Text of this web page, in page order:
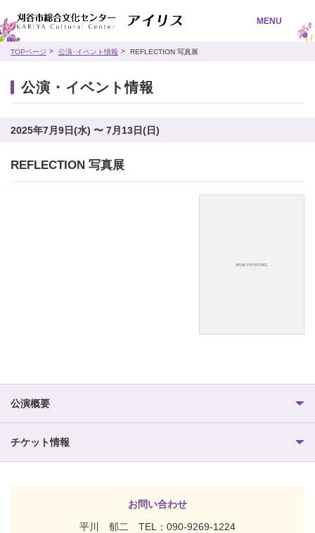
MENU
TOPページ 公演･イベント情報 REFLECTION 写真展
公演・イベント情報
2025年7月9日(水) 〜 7月13日(日)
REFLECTION 写真展
公演概要
チケット情報
お問い合わせ
平川 郁二 TEL：090-9269-1224